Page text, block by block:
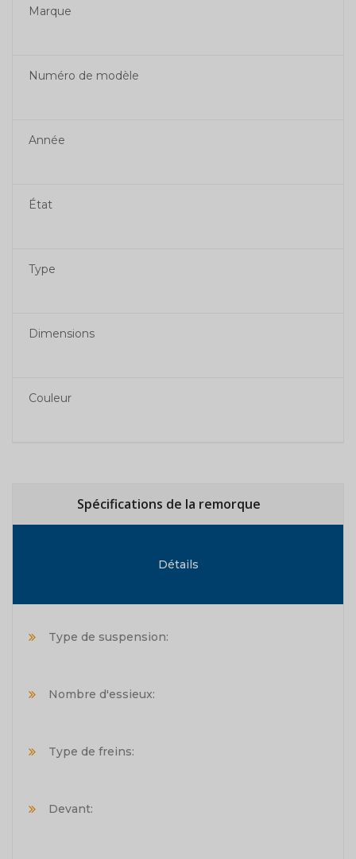
Marque
Numéro de modèle
Année
État
Type
Dimensions
Couleur
Spécifications de la remorque
Détails
Type de suspension:
Nombre d'essieux:
Type de freins:
Devant: